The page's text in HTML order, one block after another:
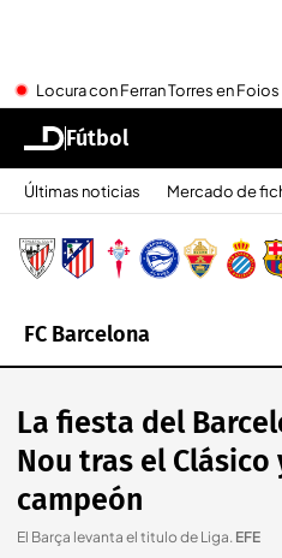
Locura con Ferran Torres en Foios
Fútbol
Últimas noticias Mercado de
FC Barcelona
La fiesta del
Nou tras el Clásico
campeón
El Barça levanta el titulo de Liga. EFE